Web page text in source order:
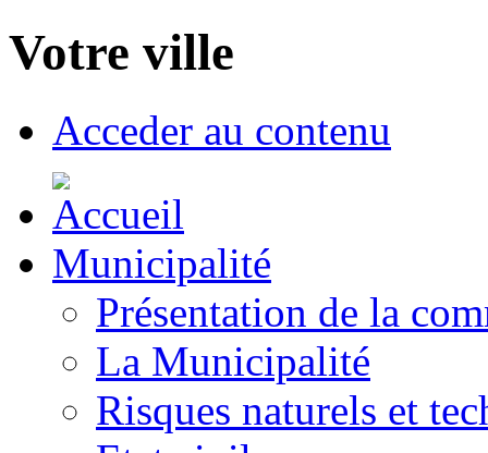
Votre ville
Acceder au contenu
Municipalité
Présentation de la
La Municipalité
Risques naturels et